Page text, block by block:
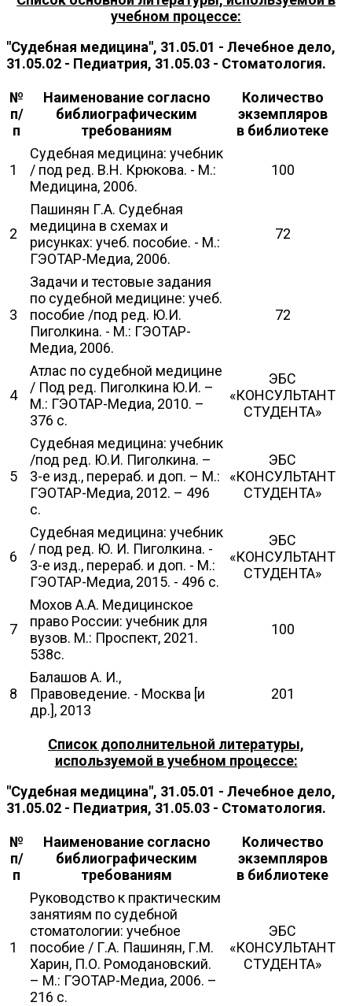
учебном процессе:
"Судебная медицина", 31.05.01 - Лечебное дело,
31.05.02 - Педиатрия, 31.05.03 - Стоматология.
№
п/
п
Наименование согласно
библиографическим
требованиям
Количество
экземпляров
в библиотеке
1
Судебная медицина: учебник
/ под ред. В.Н. Крюкова. - М.:
Медицина, 2006.
100
2
Пашинян Г.А. Судебная
медицина в схемах и
рисунках: учеб. пособие. - М.:
ГЭОТАР-Медиа, 2006.
72
3
Задачи и тестовые задания
по судебной медицине: учеб.
пособие /под ред. Ю.И.
Пиголкина. - М.: ГЭОТАР-
Медиа, 2006.
72
4
Атлас по судебной медицине
/ Под ред. Пиголкина Ю.И. –
М.: ГЭОТАР-Медиа, 2010. –
376 с.
ЭБС
«КОНСУЛЬТАНТ
СТУДЕНТА»
5
Судебная медицина: учебник
/под ред. Ю.И. Пиголкина. –
3-е изд., перераб. и доп. – М.:
ГЭОТАР-Медиа, 2012. – 496
с.
ЭБС
«КОНСУЛЬТАНТ
СТУДЕНТА»
6
Судебная медицина: учебник
/ под ред. Ю. И. Пиголкина. -
3-е изд., перераб. и доп. - М.:
ГЭОТАР-Медиа, 2015. - 496 с.
ЭБС
«КОНСУЛЬТАНТ
СТУДЕНТА»
7
Мохов А.А. Медицинское
право России: учебник для
вузов. М.: Проспект, 2021.
538с.
100
8
Балашов А. И.,
Правоведение. - Москва [и
др.], 2013
201
Список дополнительной литературы,
используемой в учебном процессе:
"Судебная медицина", 31.05.01 - Лечебное дело,
31.05.02 - Педиатрия, 31.05.03 - Стоматология.
№
п/
п
Наименование согласно
библиографическим
требованиям
Количество
экземпляров
в библиотеке
1
Руководство к практическим
занятиям по судебной
стоматологии: учебное
пособие / Г.А. Пашинян, Г.М.
Харин, П.О. Ромодановский.
– М.: ГЭОТАР-Медиа, 2006. –
216 с.
ЭБС
«КОНСУЛЬТАНТ
СТУДЕНТА»